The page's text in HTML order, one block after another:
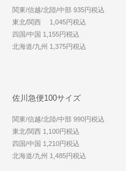
関東/信越/北陸/中部 935円税込
東北/関西 1,045円税込
四国/中国 1,155円税込
北海道/九州 1,375円税込
佐川急便100サイズ
関東/信越/北陸/中部 990円税込
東北/関西 1,100円税込
四国/中国 1,210円税込
北海道/九州 1,485円税込